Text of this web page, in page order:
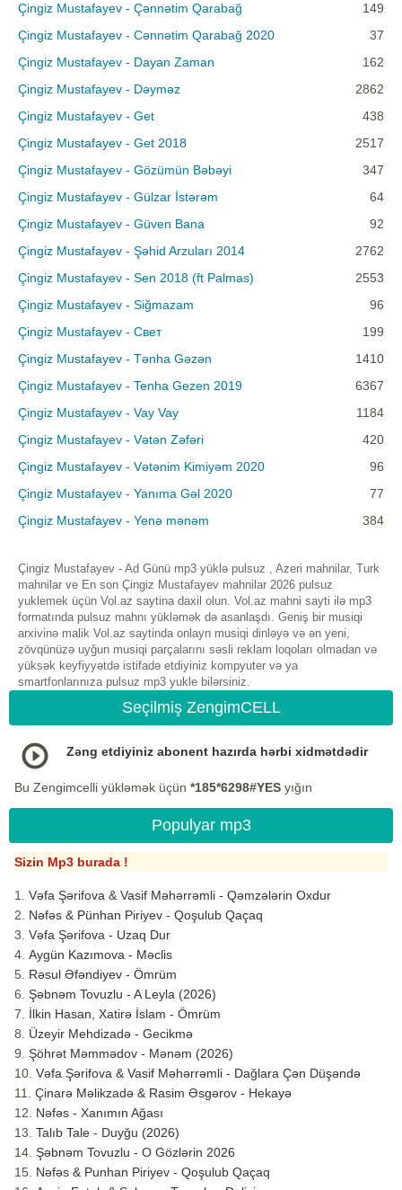
Çingiz Mustafayev - Çənnətim Qarabağ
149
Çingiz Mustafayev - Cənnətim Qarabağ 2020
37
Çingiz Mustafayev - Dayan Zaman
162
Çingiz Mustafayev - Dəyməz
2862
Çingiz Mustafayev - Get
438
Çingiz Mustafayev - Get 2018
2517
Çingiz Mustafayev - Gözümün Bəbəyi
347
Çingiz Mustafayev - Gülzar İstərəm
64
Çingiz Mustafayev - Güven Bana
92
Çingiz Mustafayev - Şəhid Arzuları 2014
2762
Çingiz Mustafayev - Sen 2018 (ft Palmas)
2553
Çingiz Mustafayev - Siğmazam
96
Çingiz Mustafayev - Свет
199
Çingiz Mustafayev - Tənha Gəzən
1410
Çingiz Mustafayev - Tenha Gezen 2019
6367
Çingiz Mustafayev - Vay Vay
1184
Çingiz Mustafayev - Vətən Zəfəri
420
Çingiz Mustafayev - Vətənim Kimiyəm 2020
96
Çingiz Mustafayev - Yanıma Gəl 2020
77
Çingiz Mustafayev - Yenə mənəm
384
Çingiz Mustafayev - Ad Günü mp3 yüklə pulsuz , Azeri mahnilar, Turk
mahnilar ve En son Çingiz Mustafayev mahnilar 2026 pulsuz
yuklemek üçün Vol.az saytina daxil olun. Vol.az mahni sayti ilə mp3
formatında pulsuz mahnı yükləmək də asanlaşdı. Geniş bir musiqi
arxivinə malik Vol.az saytinda onlayn musiqi dinləyə və ən yeni,
zövqünüzə uyğun musiqi parçalarını səsli reklam loqoları olmadan və
yüksək keyfiyyətdə istifadə etdiyiniz kompyuter və ya
smartfonlarınıza pulsuz mp3 yukle bilərsiniz.
Seçilmiş ZengimCELL
Zəng etdiyiniz abonent hazırda hərbi xidmətdədir
Bu Zengimcelli yükləmək üçün *185*6298#YES yığın
Populyar mp3
Sizin Mp3 burada !
Vəfa Şərifova & Vasif Məhərrəmli - Qəmzələrin Oxdur
Nəfəs & Pünhan Piriyev - Qoşulub Qaçaq
Vəfa Şərifova - Uzaq Dur
Aygün Kazımova - Məclis
Rəsul Əfəndiyev - Ömrüm
Şəbnəm Tovuzlu - A Leyla (2026)
İlkin Hasan, Xatirə İslam - Ömrüm
Üzeyir Mehdizadə - Gecikmə
Şöhrət Məmmədov - Mənəm (2026)
Vəfa Şərifova & Vasif Məhərrəmli - Dağlara Çən Düşəndə
Çinarə Məlikzadə & Rasim Əsgərov - Hekayə
Nəfəs - Xanımın Ağası
Talıb Tale - Duyğu (2026)
Şəbnəm Tovuzlu - O Gözlərin 2026
Nəfəs & Punhan Piriyev - Qoşulub Qaçaq